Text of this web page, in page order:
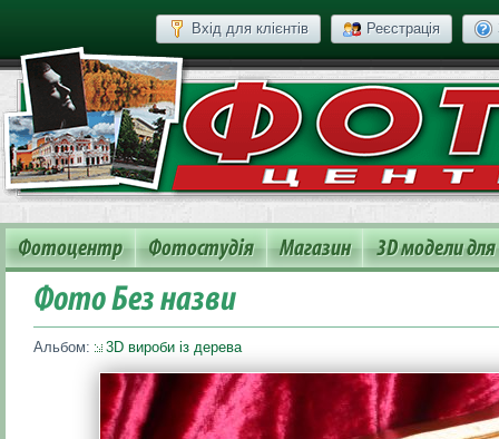
Вхід для клієнтів Реєстрація
Фотоцентр Фотостудія Магазин 3D модели
Фото Без назви
Альбом: 3D вироби із дерева